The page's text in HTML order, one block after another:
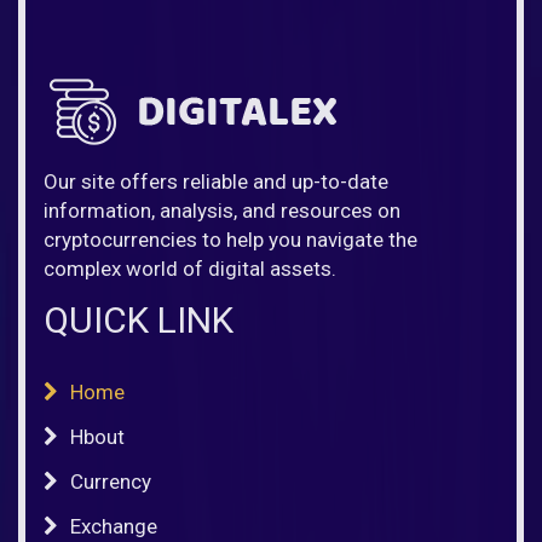
Our site offers reliable and up-to-date
information, analysis, and resources on
cryptocurrencies to help you navigate the
complex world of digital assets.
QUICK LINK
Home
Hbout
Currency
Exchange